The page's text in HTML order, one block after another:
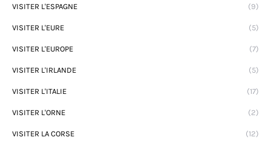
VISITER L'ESPAGNE (9)
VISITER L'EURE (5)
VISITER L'EUROPE (7)
VISITER L'IRLANDE (5)
VISITER L'ITALIE (17)
VISITER L'ORNE (2)
VISITER LA CORSE (12)